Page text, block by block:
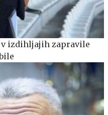
v izdihljajih zapravile